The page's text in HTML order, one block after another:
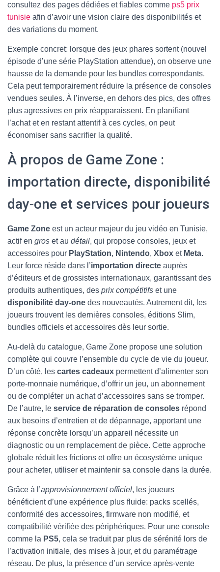
consultez des pages dédiées et fiables comme ps5 prix
tunisie afin d’avoir une vision claire des disponibilités et
des variations du moment.
Exemple concret: lorsque des jeux phares sortent (nouvel
épisode d’une série PlayStation attendue), on observe une
hausse de la demande pour les bundles correspondants.
Cela peut temporairement réduire la présence de consoles
vendues seules. À l’inverse, en dehors des pics, des offres
plus agressives en prix réapparaissent. En planifiant
l’achat et en restant attentif à ces cycles, on peut
économiser sans sacrifier la qualité.
À propos de Game Zone :
importation directe, disponibilité
day-one et services pour joueurs
Game Zone est un acteur majeur du jeu vidéo en Tunisie,
actif en gros et au détail, qui propose consoles, jeux et
accessoires pour PlayStation, Nintendo, Xbox et Meta.
Leur force réside dans l’importation directe auprès
d’éditeurs et de grossistes internationaux, garantissant des
produits authentiques, des prix compétitifs et une
disponibilité day-one des nouveautés. Autrement dit, les
joueurs trouvent les dernières consoles, éditions Slim,
bundles officiels et accessoires dès leur sortie.
Au-delà du catalogue, Game Zone propose une solution
complète qui couvre l’ensemble du cycle de vie du joueur.
D’un côté, les cartes cadeaux permettent d’alimenter son
porte-monnaie numérique, d’offrir un jeu, un abonnement
ou de compléter un achat d’accessoires sans se tromper.
De l’autre, le service de réparation de consoles répond
aux besoins d’entretien et de dépannage, apportant une
réponse concrète lorsqu’un appareil nécessite un
diagnostic ou un remplacement de pièce. Cette approche
globale réduit les frictions et offre un écosystème unique
pour acheter, utiliser et maintenir sa console dans la durée.
Grâce à l’approvisionnement officiel, les joueurs
bénéficient d’une expérience plus fluide: packs scellés,
conformité des accessoires, firmware non modifié, et
compatibilité vérifiée des périphériques. Pour une console
comme la PS5, cela se traduit par plus de sérénité lors de
l’activation initiale, des mises à jour, et du paramétrage
réseau. De plus, la présence d’un service après-vente